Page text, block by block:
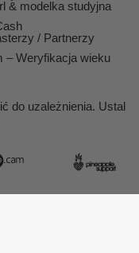
& modelka studyjna
/ Partnerzy
– Weryfikacja wieku
do uzależnienia. Ustal